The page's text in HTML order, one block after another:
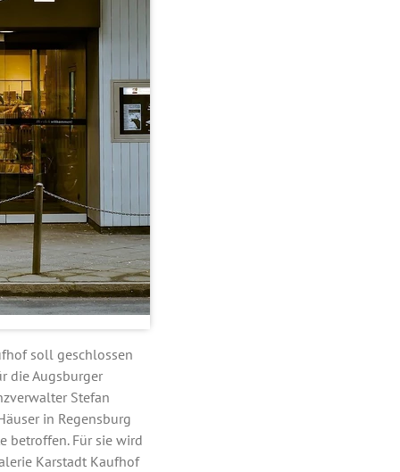
soll geschlossen
die Augsburger
Stefan
in Regensburg
betroffen. Für sie wird
Karstadt Kaufhof